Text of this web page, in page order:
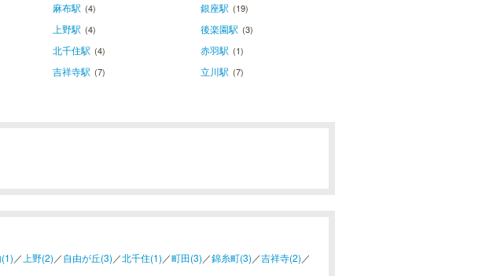
麻布駅 (4) 銀座駅 (19)
上野駅 (4) 後楽園駅 (3)
北千住駅 (4) 赤羽駅 (1)
吉祥寺駅 (7) 立川駅 (7)
／ 上野(2) ／自由が丘(3) ／北千住(1) ／町田(3) ／錦糸町(3) ／吉祥寺(2) ／